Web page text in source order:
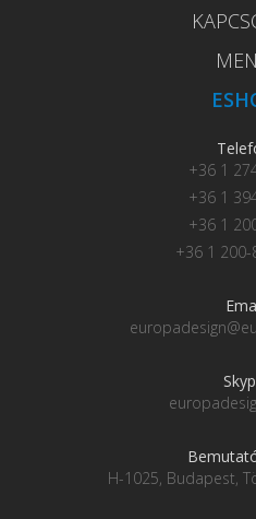
+36 1
+36 1
+36 1
+36 1 200-
H-1025, Budapest,